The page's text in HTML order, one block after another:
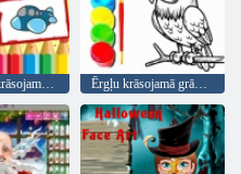
Lidmašīnu krāsojamā grāmata Ērgļu krāsojamā grāmata